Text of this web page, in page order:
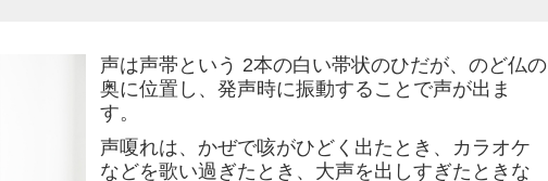
声は声帯という 2本の白い帯状のひだが、のど仏の
奥に位置し、発声時に振動することで声が出ま
す。
声嗄れは、かぜで咳がひどく出たとき、カラオケ
などを歌い過ぎたとき、大声を出しすぎたときな